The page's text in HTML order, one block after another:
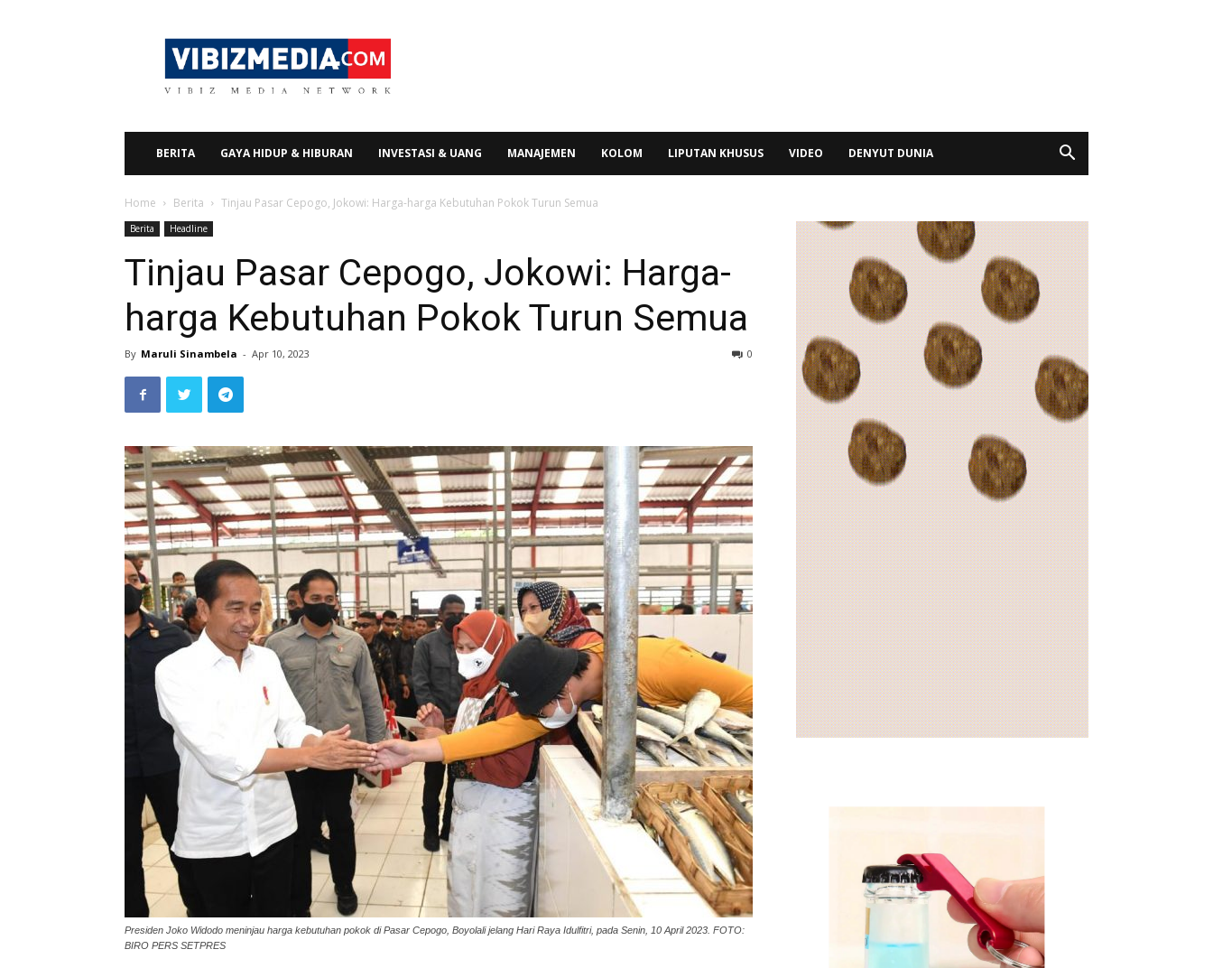
Vibizmedia.com
BERITA GAYA HIDUP & HIBURAN INVESTASI & UANG MANAJEMEN KOLOM LIPUTAN KHUSUS VIDEO DENYUT DUNIA
Home Berita Tinjau Pasar Cepogo, Jokowi: Harga-harga Kebutuhan Pokok Turun Semua
Berita Headline
Tinjau Pasar Cepogo, Jokowi: Harga-
harga Kebutuhan Pokok Turun Semua
By Maruli Sinambela - Apr 10, 2023 0
Presiden Joko Widodo meninjau harga kebutuhan pokok di Pasar Cepogo, Boyolali jelang Hari Raya Idulfitri, pada Senin, 10 April 2023. FOTO:
BIRO PERS SETPRES